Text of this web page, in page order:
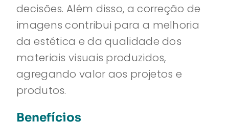
decisões. Além disso, a correção de
imagens contribui para a melhoria
da estética e da qualidade dos
materiais visuais produzidos,
agregando valor aos projetos e
produtos.
Benefícios